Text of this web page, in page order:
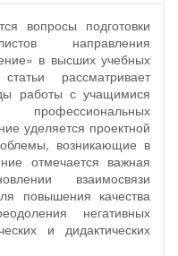
вопросы подготовки
направления
в высших учебных
рассматривает
работы с учащимися
уделяется проектной
возникающие в
отмечается важная
взаимосвязи
повышения качества
негативных
и дидактических